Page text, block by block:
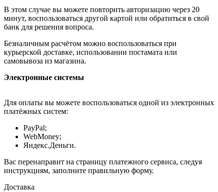
В этом случае вы можете повторить авторизацию через 20
минут, воспользоваться другой картой или обратиться в свой
банк для решения вопроса.
Безналичным расчётом можно воспользоваться при
курьерской доставке, использовании постамата или
самовывоза из магазина.
Электронные системы
Для оплаты вы можете воспользоваться одной из электронных
платёжных систем:
PayPal;
WebMoney;
Яндекс.Деньги.
Вас перенаправит на страницу платежного сервиса, следуя
инструкциям, заполните правильную форму.
Доставка